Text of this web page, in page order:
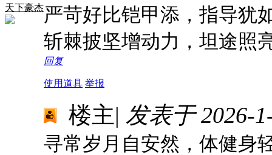
天下豪杰严苛好比铠甲添，指导犹
斩棘披坚增动力，坦途照
回复
使用道具 举报
楼主| 发表于 2026-
寻常岁月自安然，体健身